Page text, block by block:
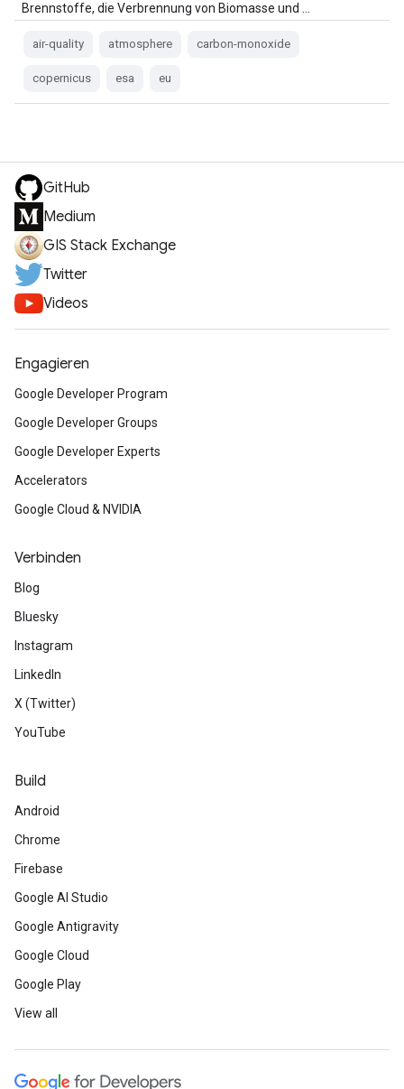
Brennstoffe, die Verbrennung von Biomasse und …
air-quality atmosphere carbon-monoxide
copernicus esa eu
GitHub
Medium
GIS Stack Exchange
Twitter
Videos
Engagieren
Google Developer Program
Google Developer Groups
Google Developer Experts
Accelerators
Google Cloud & NVIDIA
Verbinden
Blog
Bluesky
Instagram
LinkedIn
X (Twitter)
YouTube
Build
Android
Chrome
Firebase
Google AI Studio
Google Antigravity
Google Cloud
Google Play
View all